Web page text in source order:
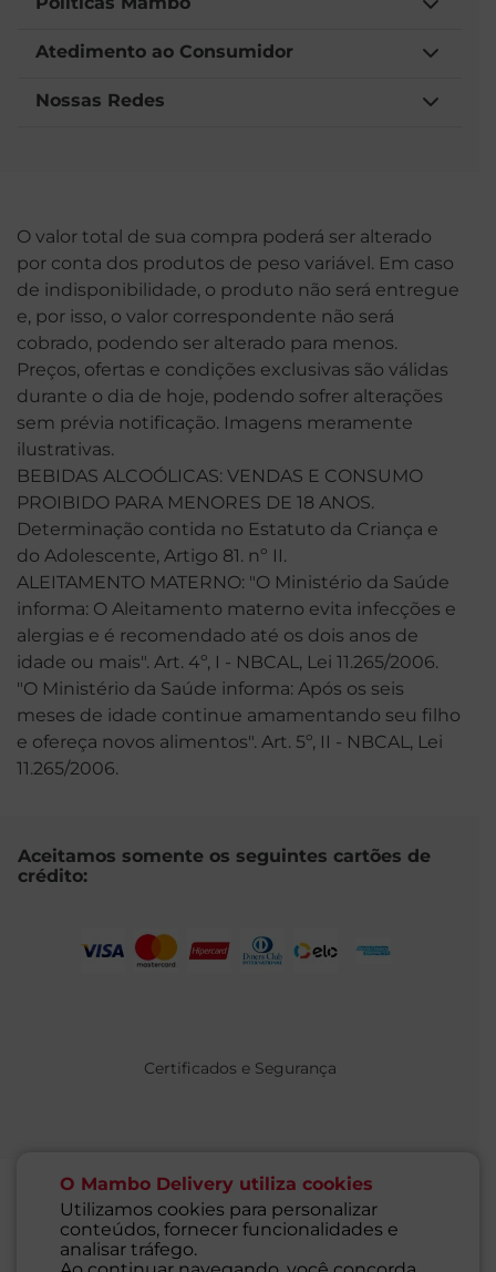
O Mambo Delivery utiliza cookies
Utilizamos cookies para personalizar
conteúdos, fornecer funcionalidades e
analisar tráfego.
Atedimento ao Consumidor
Nossas Redes
O valor total de sua compra poderá ser alterado
por conta dos produtos de peso variável. Em caso
de indisponibilidade, o produto não será entregue
e, por isso, o valor correspondente não será
cobrado, podendo ser alterado para menos.
Preços, ofertas e condições exclusivas são válidas
durante o dia de hoje, podendo sofrer alterações
sem prévia notificação. Imagens meramente
ilustrativas.
BEBIDAS ALCOÓLICAS: VENDAS E CONSUMO
PROIBIDO PARA MENORES DE 18 ANOS.
Determinação contida no Estatuto da Criança e
do Adolescente, Artigo 81. nº II.
ALEITAMENTO MATERNO: "O Ministério da Saúde
informa: O Aleitamento materno evita infecções e
alergias e é recomendado até os dois anos de
idade ou mais". Art. 4º, I - NBCAL, Lei 11.265/2006.
"O Ministério da Saúde informa: Após os seis
meses de idade continue amamentando seu filho
e ofereça novos alimentos". Art. 5º, II - NBCAL, Lei
11.265/2006.
Aceitamos somente os seguintes cartões de
crédito:
Certificados e Segurança
@ 2021 MAMBO - TODOS OS DIREITOS RESERVADOS
Supermercados Mambo Ltda.